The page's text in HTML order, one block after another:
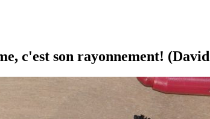
c'est son rayonnement!